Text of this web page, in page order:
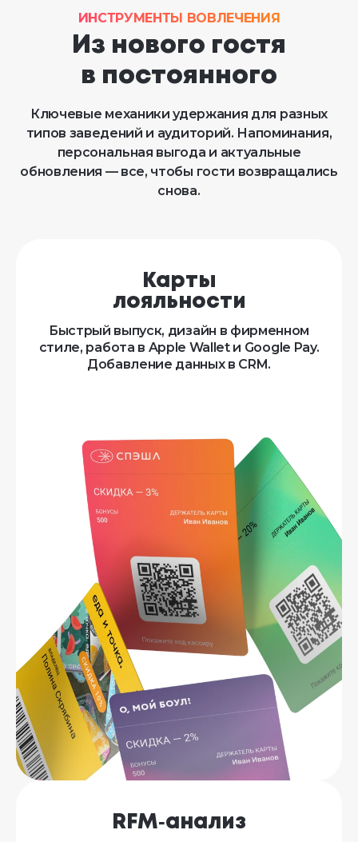
ИНСТРУМЕНТЫ ВОВЛЕЧЕНИЯ
Из нового гостя
в постоянного
Ключевые механики удержания для разных
типов заведений и аудиторий. Напоминания,
персональная выгода и актуальные
обновления — все, чтобы гости возвращались
снова.
Карты
лояльности
Быстрый выпуск, дизайн в фирменном
стиле, работа в Apple Wallet и Google Pay.
Добавление данных в CRM.
RFM‑анализ